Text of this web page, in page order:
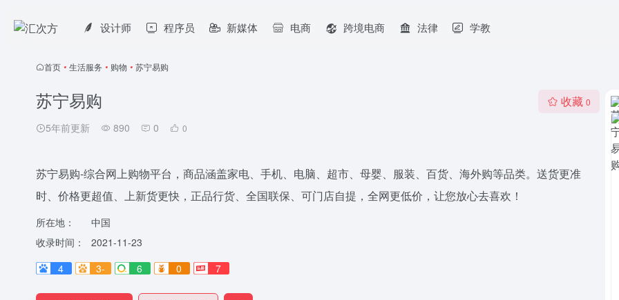
设计师 程序员 新媒体 电商 跨境电商 法律 学教
首页 • 生活服务 • 购物 • 苏宁易购
苏宁易购
5年前更新 890 0 0
收藏 0
苏宁易购-综合网上购物平台，商品涵盖家电、手机、电脑、超市、母婴、服装、百货、海外购等品类。送货更准
时、价格更超值、上新货更快，正品行货、全国联保、可门店自提，全网更低价，让您放心去喜欢！
所在地：
中国
收录时间：
2021-11-23
4
3- 6 0 7